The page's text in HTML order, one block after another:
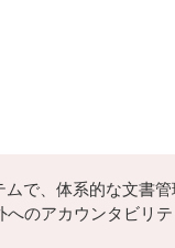
ムで、体系的な文書
へのアカウンタビリ